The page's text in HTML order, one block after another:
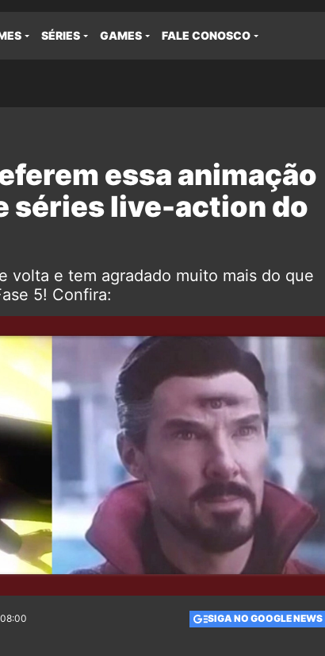
SÉRIES GAMES FALE CONOSCO
essa animação
séries live-action do
volta e tem agradado muito mais do que
5! Confira:
SIGA NO GOOGLE NEWS